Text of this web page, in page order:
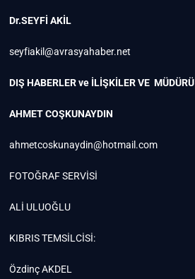
Dr.SEYFİ AKİL
seyfiakil@avrasyahaber.net
DIŞ HABERLER ve İLİŞKİLER VE MÜDÜRÜ
AHMET COŞKUNAYDIN
ahmetcoskunaydin@hotmail.com
FOTOĞRAF SERVİSİ
ALİ ULUOĞLU
KIBRIS TEMSİLCİSİ:
Özdinç AKDEL